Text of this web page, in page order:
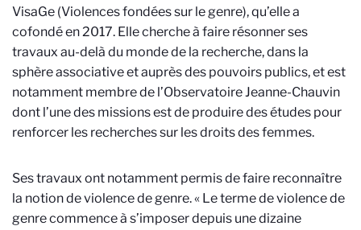
VisaGe (Violences fondées sur le genre), qu’elle a
cofondé en 2017. Elle cherche à faire résonner ses
travaux au-delà du monde de la recherche, dans la
sphère associative et auprès des pouvoirs publics, et est
notamment membre de l’Observatoire Jeanne-Chauvin
dont l’une des missions est de produire des études pour
renforcer les recherches sur les droits des femmes.
Ses travaux ont notamment permis de faire reconnaître
la notion de violence de genre. « Le terme de violence de
genre commence à s’imposer depuis une dizaine